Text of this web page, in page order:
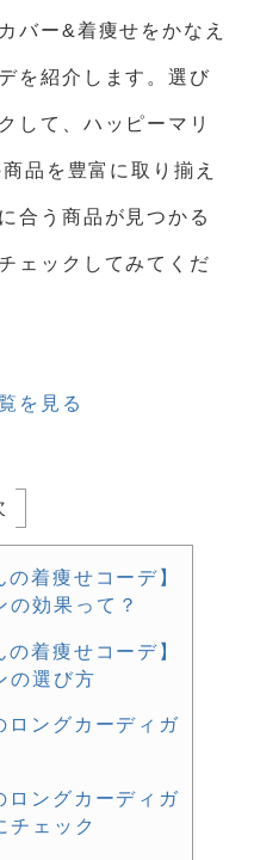
バー&着痩せをかなえ
を紹介します。選び
して、ハッピーマリ
品を豊富に取り揃え
合う商品が見つかる
ェックしてみてくだ
を見る
着痩せコーデ】
の効果って？
着痩せコーデ】
の選び方
ロングカーディガ
ロングカーディガ
チェック